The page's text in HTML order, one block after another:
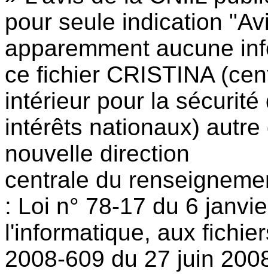
pour seule indication
apparemment aucune
ce fichier CRISTINA
intérieur pour la
intérêts nationaux)
nouvelle direction
centrale du
: Loi n° 78-17 du 6
l'informatique, aux
2008-609 du 27 juin